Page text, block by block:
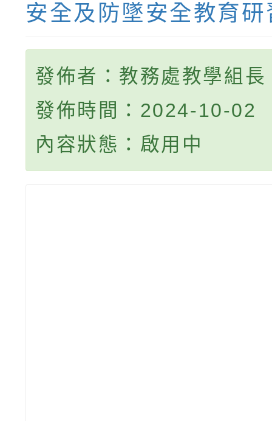
安全及防墜安全教育
發佈者：教務處教學組長
發佈時間：2024-10-02
內容狀態：啟用中